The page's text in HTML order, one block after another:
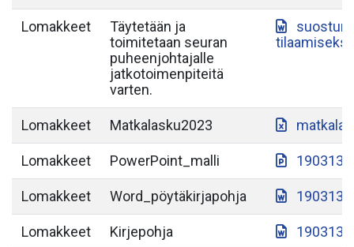
Lomakkeet
Täytetään ja
toimitetaan seuran
puheenjohtajalle
jatkotoimenpiteitä
varten.
Lomakkeet Matkalasku2023
Lomakkeet PowerPoint_malli 190313-
Lomakkeet Word_pöytäkirjapohja 190313-
Lomakkeet Kirjepohja 190313-